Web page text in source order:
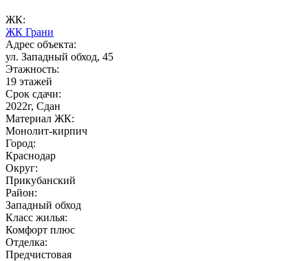
ЖК:
ЖК Грани
Адрес объекта:
ул. Западный обход, 45
Этажность:
19 этажей
Срок сдачи:
2022г, Сдан
Материал ЖК:
Монолит-кирпич
Город:
Краснодар
Округ:
Прикубанский
Район:
Западный обход
Класс жилья:
Комфорт плюс
Отделка:
Предчистовая